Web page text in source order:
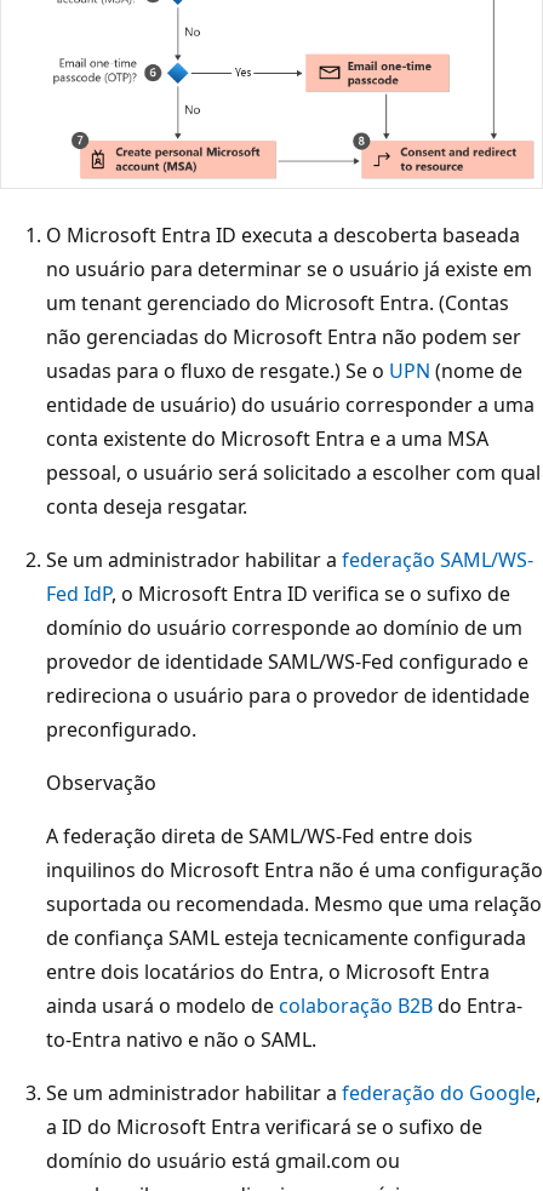
O Microsoft Entra ID executa a descoberta baseada
no usuário para determinar se o usuário já existe em
um tenant gerenciado do Microsoft Entra. (Contas
não gerenciadas do Microsoft Entra não podem ser
usadas para o fluxo de resgate.) Se o UPN (nome de
entidade de usuário) do usuário corresponder a uma
conta existente do Microsoft Entra e a uma MSA
pessoal, o usuário será solicitado a escolher com qual
conta deseja resgatar.
Se um administrador habilitar a federação SAML/WS-
Fed IdP, o Microsoft Entra ID verifica se o sufixo de
domínio do usuário corresponde ao domínio de um
provedor de identidade SAML/WS-Fed configurado e
redireciona o usuário para o provedor de identidade
preconfigurado.
Observação
A federação direta de SAML/WS-Fed entre dois
inquilinos do Microsoft Entra não é uma configuração
suportada ou recomendada. Mesmo que uma relação
de confiança SAML esteja tecnicamente configurada
entre dois locatários do Entra, o Microsoft Entra
ainda usará o modelo decolaboração B2Bdo Entra-
to-Entra nativo e não o SAML.
Se um administrador habilitar a federação do Google,
a ID do Microsoft Entra verificará se o sufixo de
domínio do usuário está gmail.com ou